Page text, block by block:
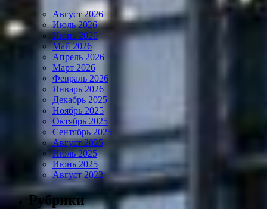
Август 2026
Июль 2026
Июнь 2026
Май 2026
Апрель 2026
Март 2026
Февраль 2026
Январь 2026
Декабрь 2025
Ноябрь 2025
Октябрь 2025
Сентябрь 2025
Август 2025
Июль 2025
Июнь 2025
Август 2022
Рубрики